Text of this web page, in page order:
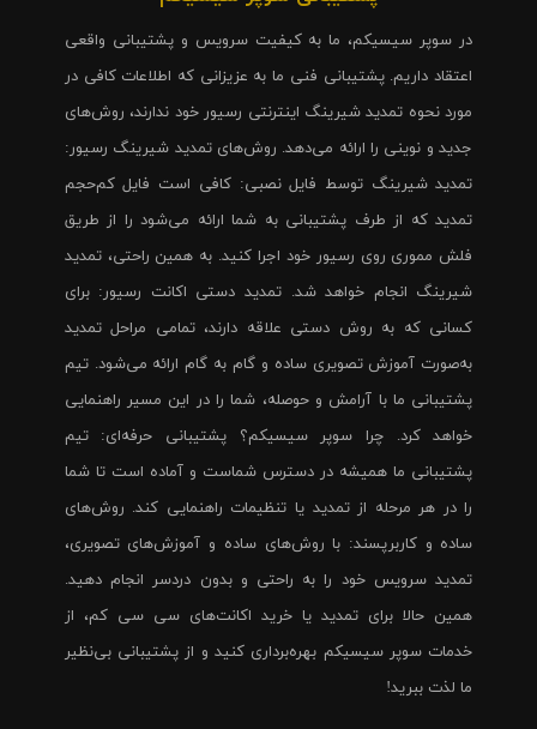
در سوپر سیسیکم، ما به کیفیت سرویس و پشتیبانی واقعی
اعتقاد داریم. پشتیبانی فنی ما به عزیزانی که اطلاعات کافی در
مورد نحوه تمدید شیرینگ اینترنتی رسیور خود ندارند، روش‌های
جدید و نوینی را ارائه می‌دهد. روش‌های تمدید شیرینگ رسیور:
تمدید شیرینگ توسط فایل نصبی: کافی است فایل کم‌حجم
تمدید که از طرف پشتیبانی به شما ارائه می‌شود را از طریق
فلش مموری روی رسیور خود اجرا کنید. به همین راحتی، تمدید
شیرینگ انجام خواهد شد. تمدید دستی اکانت رسیور: برای
کسانی که به روش دستی علاقه دارند، تمامی مراحل تمدید
به‌صورت آموزش تصویری ساده و گام به گام ارائه می‌شود. تیم
پشتیبانی ما با آرامش و حوصله، شما را در این مسیر راهنمایی
خواهد کرد. چرا سوپر سیسیکم؟ پشتیبانی حرفه‌ای: تیم
پشتیبانی ما همیشه در دسترس شماست و آماده است تا شما
را در هر مرحله از تمدید یا تنظیمات راهنمایی کند. روش‌های
ساده و کاربرپسند: با روش‌های ساده و آموزش‌های تصویری،
تمدید سرویس خود را به راحتی و بدون دردسر انجام دهید.
همین حالا برای تمدید یا خرید اکانت‌های سی سی کم، از
خدمات سوپر سیسیکم بهره‌برداری کنید و از پشتیبانی بی‌نظیر
ما لذت ببرید!